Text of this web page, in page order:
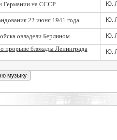
Германии на СССР Ю.
22 июня 1941 года Ю.
овладели Берлином Ю.
прорыве блокады Ленинграда
Ю.